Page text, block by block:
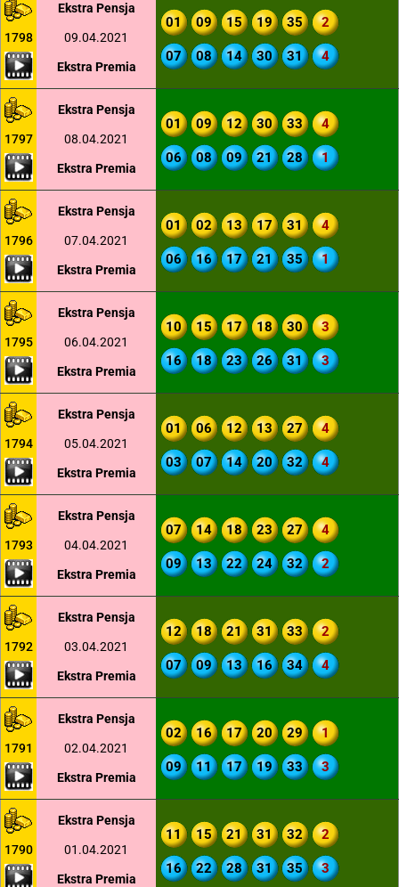
1798
Ekstra Pensja
09.04.2021
Ekstra Premia
01 09 15 19 35 2
07 08 14 30 31 4
1797
Ekstra Pensja
08.04.2021
Ekstra Premia
01 09 12 30 33 4
06 08 09 21 28 1
1796
Ekstra Pensja
07.04.2021
Ekstra Premia
01 02 13 17 31 4
06 16 17 21 35 1
1795
Ekstra Pensja
06.04.2021
Ekstra Premia
10 15 17 18 30 3
16 18 23 26 31 3
1794
Ekstra Pensja
05.04.2021
Ekstra Premia
01 06 12 13 27 4
03 07 14 20 32 4
1793
Ekstra Pensja
04.04.2021
Ekstra Premia
07 14 18 23 27 4
09 13 22 24 32 2
1792
Ekstra Pensja
03.04.2021
Ekstra Premia
12 18 21 31 33 2
07 09 13 16 34 4
1791
Ekstra Pensja
02.04.2021
Ekstra Premia
02 16 17 20 29 1
09 11 17 19 33 3
1790
Ekstra Pensja
01.04.2021
Ekstra Premia
11 15 21 31 32 2
16 22 28 31 35 3